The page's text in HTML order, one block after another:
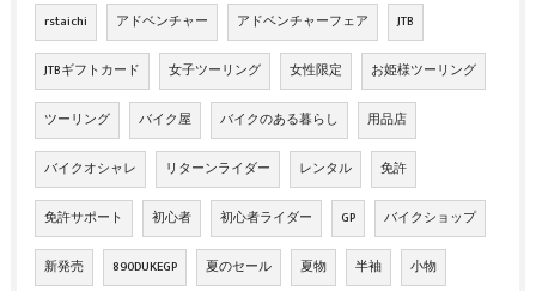
rstaichi アドベンチャー アドベンチャーフェア JTB
JTBギフトカード 女子ツーリング 女性限定 お姫様ツーリング
ツーリング バイク屋 バイクのある暮らし 用品店
バイクオシャレ リターンライダー レンタル 免許
免許サポート 初心者 初心者ライダー GP バイクショップ
新発売 890DUKEGP 夏のセール 夏物 半袖 小物